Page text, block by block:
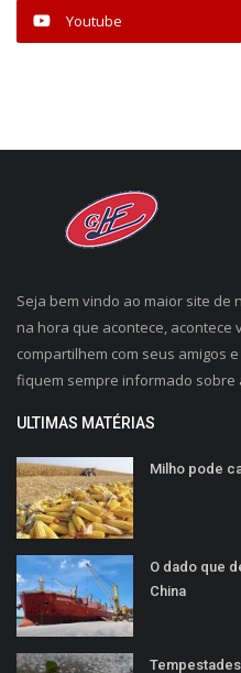
Youtube
Seja bem vindo ao maior site de
na hora que acontece, acontece
compartilhem com seus amigos
fiquem sempre informado sobre
ULTIMAS MATÉRIAS
Milho pode
O dado que
China